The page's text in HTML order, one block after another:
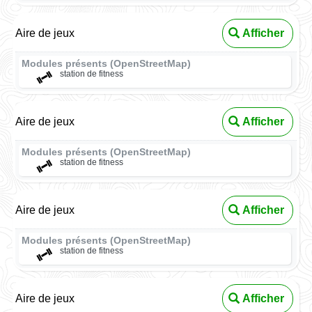
Aire de jeux Afficher
Modules présents (OpenStreetMap)
station de fitness
Aire de jeux Afficher
Modules présents (OpenStreetMap)
station de fitness
Aire de jeux Afficher
Modules présents (OpenStreetMap)
station de fitness
Aire de jeux Afficher